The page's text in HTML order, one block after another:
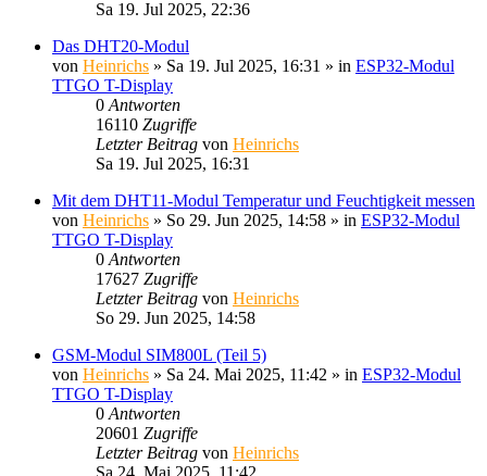
Sa 19. Jul 2025, 22:36
Das DHT20-Modul
von Heinrichs » Sa 19. Jul 2025, 16:31 » in ESP32-Modul
TTGO T-Display
0 Antworten
16110 Zugriffe
Letzter Beitrag von Heinrichs
Sa 19. Jul 2025, 16:31
Mit dem DHT11-Modul Temperatur und Feuchtigkeit messen
von Heinrichs » So 29. Jun 2025, 14:58 » in ESP32-Modul
TTGO T-Display
0 Antworten
17627 Zugriffe
Letzter Beitrag von Heinrichs
So 29. Jun 2025, 14:58
GSM-Modul SIM800L (Teil 5)
von Heinrichs » Sa 24. Mai 2025, 11:42 » in ESP32-Modul
TTGO T-Display
0 Antworten
20601 Zugriffe
Letzter Beitrag von Heinrichs
Sa 24. Mai 2025, 11:42